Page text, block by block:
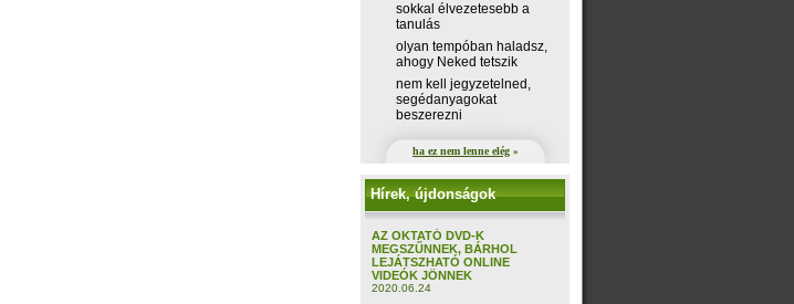
sokkal élvezetesebb a
tanulás
olyan tempóban haladsz,
ahogy Neked tetszik
nem kell jegyzetelned,
segédanyagokat
beszerezni
ha ez nem lenne elég »
Hírek, újdonságok
AZ OKTATÓ DVD-K
MEGSZŰNNEK, BÁRHOL
LEJÁTSZHATÓ ONLINE
VIDEÓK JÖNNEK
2020.06.24